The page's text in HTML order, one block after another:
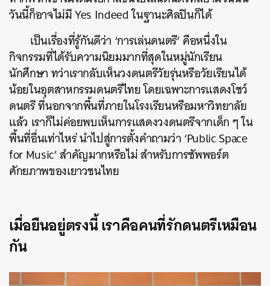
วันนี้ก็อาจไม่มี Yes Indeed ในฐานะศิลปินก็ได้
เป็นเรื่องที่รู้กันดีว่า ‘การเล่นดนตรี’ คือหนึ่งใน
กิจกรรมที่ได้รับความนิยมมากที่สุดในหมู่นักเรียน
นักศึกษา ทว่าเรากลับเห็นวงดนตรีวัยรุ่นหรือวัยเรียนได้
น้อยในอุตสาหกรรมดนตรีไทย โดยเฉพาะการแสดงโชว์
ดนตรี ที่นอกจากพื้นที่ภายในโรงเรียนหรือมหาวิทยาลัย
แล้ว เราก็ไม่ค่อยพบเห็นการแสดงวงดนตรีจากเด็ก ๆ ใน
พื้นที่อื่นเท่าไหร่ นำไปสู่การตั้งคำถามว่า ‘Public Space
for Music’ สำคัญมากหรือไม่ สำหรับการซัพพอร์ต
ศักยภาพของเยาวชนไทย
เมื่อยืนอยู่ตรงนี้ เราคือคนที่รักดนตรีเหมือน
กัน